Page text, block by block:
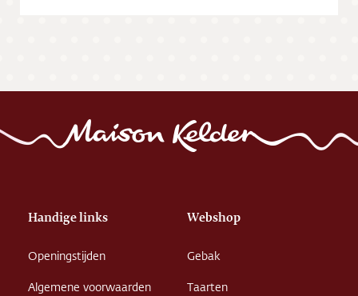
Handige links
Openingstijden
Algemene voorwaarden
Webshop
Gebak
Taarten